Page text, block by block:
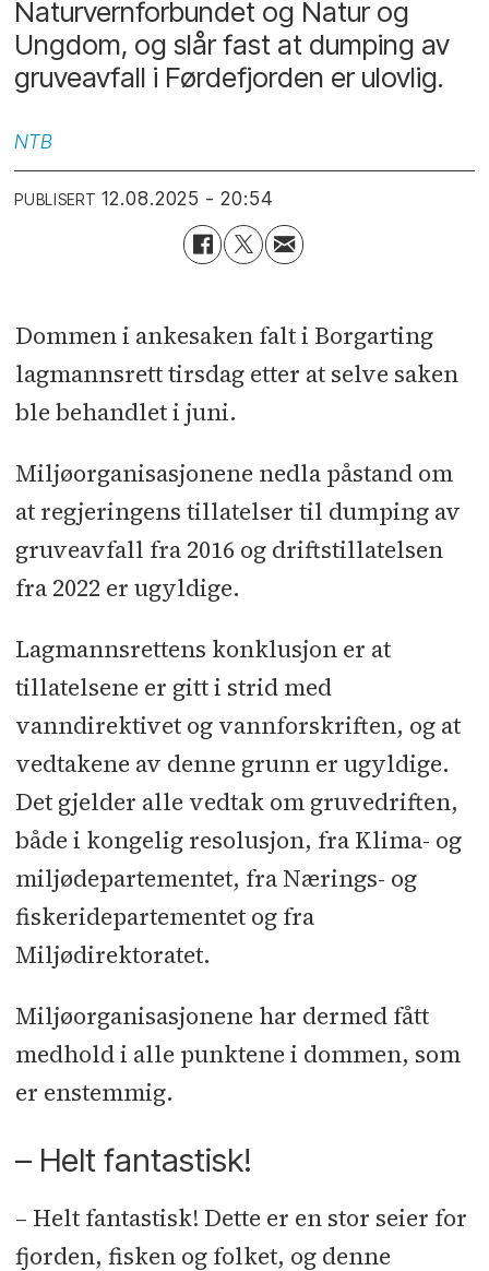
Naturvernforbundet og Natur og
Ungdom, og slår fast at dumping av
gruveavfall i Førdefjorden er ulovlig.
NTB
PUBLISERT 12.08.2025 - 20:54
Dommen i ankesaken falt i Borgarting
lagmannsrett tirsdag etter at selve saken
ble behandlet i juni.
Miljøorganisasjonene nedla påstand om
at regjeringens tillatelser til dumping av
gruveavfall fra 2016 og driftstillatelsen
fra 2022 er ugyldige.
Lagmannsrettens konklusjon er at
tillatelsene er gitt i strid med
vanndirektivet og vannforskriften, og at
vedtakene av denne grunn er ugyldige.
Det gjelder alle vedtak om gruvedriften,
både i kongelig resolusjon, fra Klima- og
miljødepartementet, fra Nærings- og
fiskeridepartementet og fra
Miljødirektoratet.
Miljøorganisasjonene har dermed fått
medhold i alle punktene i dommen, som
er enstemmig.
– Helt fantastisk!
– Helt fantastisk! Dette er en stor seier for
fjorden, fisken og folket, og denne